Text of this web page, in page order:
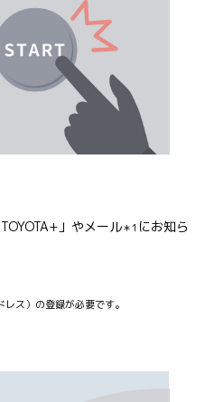
」やメール＊1 にお知ら
ス）の登録が必要です。